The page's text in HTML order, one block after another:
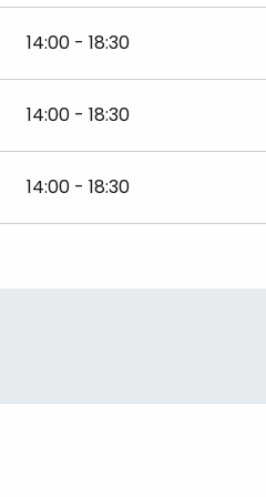
2026
2026
14:00 - 18:30
14:00 - 18:30
14:00 - 18:30